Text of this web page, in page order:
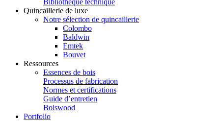
Bibliothèque technique
Quincaillerie de luxe
Notre sélection de quincaillerie
Colombo
Baldwin
Emtek
Bouvet
Ressources
Essences de bois
Processus de fabrication
Normes et certifications
Guide d’entretien
Boiswood
Portfolio